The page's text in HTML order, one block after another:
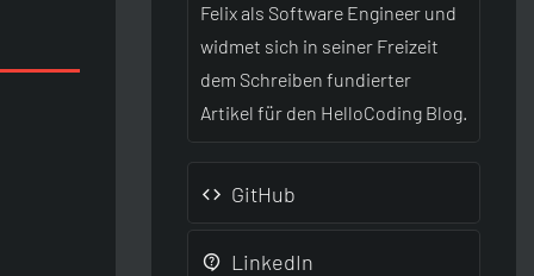
Felix als Software Engineer und
widmet sich in seiner Freizeit
dem Schreiben fundierter
Artikel für den HelloCoding Blog.
GitHub
LinkedIn